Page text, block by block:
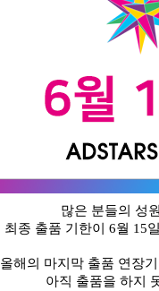
많은 분들의 성
최종 출품 기한이6월 15
올해의 마지막 출품 연장
아직 출품을 하지